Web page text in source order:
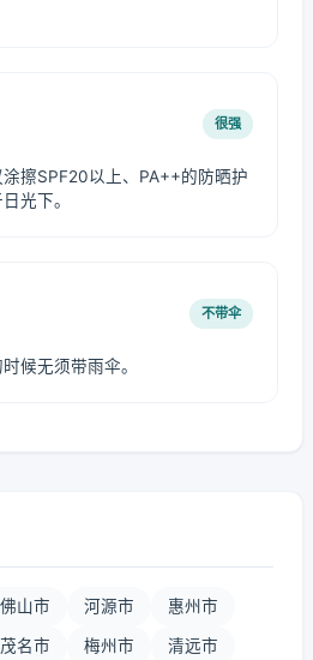
很强
擦SPF20以上、PA++的防晒护
光下。
不带伞
候无须带雨伞。
佛山市 河源市 惠州市
茂名市 梅州市 清远市